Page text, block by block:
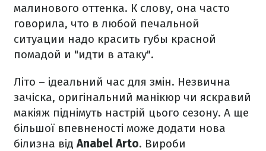
малинового оттенка. К слову, она часто
говорила, что в любой печальной
ситуации надо красить губы красной
помадой и "идти в атаку".
Літо – ідеальний час для змін. Незвична
зачіска, оригінальний манікюр чи яскравий
макіяж піднімуть настрій цього сезону. А ще
більшої впевненості може додати нова
білизна відAnabel Arto. Вироби